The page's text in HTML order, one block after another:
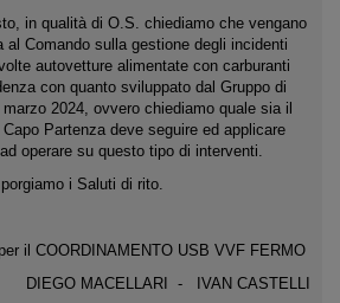
in qualità di O.S. chiediamo che vengano
al Comando sulla gestione degli incidenti
autovetture alimentate con carburanti
con quanto sviluppato dal Gruppo di
2024, ovvero chiediamo quale sia il
Capo Partenza deve seguire ed applicare
operare su questo tipo di interventi.
i Saluti di rito.
per il COORDINAMENTO USB VVF FERMO
DIEGO MACELLARI - IVAN CASTELLI